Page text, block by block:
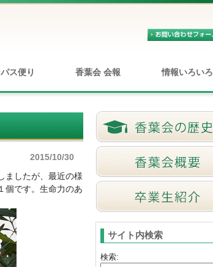
ス便り 香葉会 会報 情報いろいろ
2015/10/30
ましたが、最近の様
個です。生命力のあ
サイト内検索
検索: